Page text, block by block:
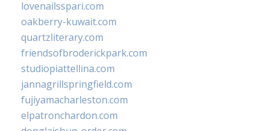
lovenailsspari.com
oakberry-kuwait.com
quartzliterary.com
friendsofbroderickpark.com
studiopiattellina.com
jannagrillspringfield.com
fujiyamacharleston.com
elpatronchardon.com